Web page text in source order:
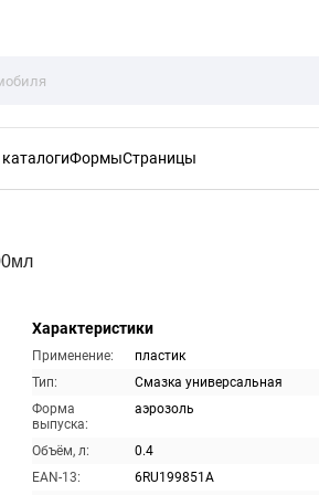
ФормыСтраницы
Характеристики
Применение:
пластик
Тип:
Смазка универсальная
Форма
выпуска:
аэрозоль
Объём, л:
0.4
EAN-13:
6RU199851A